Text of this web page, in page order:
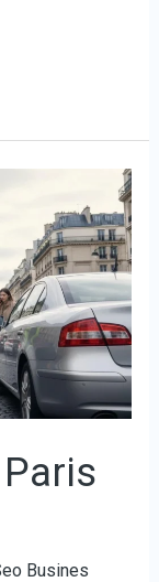
Busines